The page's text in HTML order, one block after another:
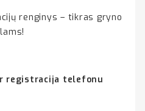
renginys – tikras gryno
registracija telefonu